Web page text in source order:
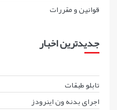
قوانين و مقررات
جدیدترین اخبار
تابلو طبقات
اجرای بدنه ون اینرودز